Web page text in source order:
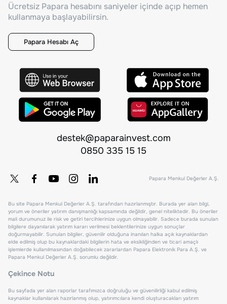
Ücretsiz Papara hesabını saniyeler içinde açıp hemen
kullanmaya başlayabilirsin.
Papara Hesabı Aç
destek@paparainvest.com
0850 335 15 15
Papara Menkul Değerler A.Ş.
Bu site Papara Menkul Değerler A.Ş. tarafından hazırlanmıştır. Burada yer alan bilgi,
yorum ve öneriler yatırım danışmanlığı kapsamında değildir, genel niteliktedir. Bu öneriler
mali durumunuz ile risk ve getiri tercihlerinize uygun olmayabilir. Sadece burada sunulan
bilgilere dayanılarak yatırım kararı verilmesi beklentilerinize uygun sonuçlar
doğurmayabilir. Sunulan bilgiler, güvenilir olduğuna inanılan halka açık kaynaklardan
elde edilmiş olup bu kaynaklardaki bilgilerin hata ve eksikliğinden ve ticari amaçlı
işlemlerde kullanılmasından doğabilecek zararlardan Papara Elektronik Para A.Ş. ve
Papara Menkul Değerler A.Ş. sorumlu değildir.
Çekince Notu
Bu sayfada yer alan raporlar tarafımızca doğruluğu ve güvenilirliği kabul edilmiş
kaynaklar kullanılarak hazırlanmış olup, yatırımcılara kendi oluşturacakları yatırım